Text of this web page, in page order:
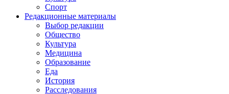
Спорт
Редакционные материалы
Выбор редакции
Общество
Культура
Медицина
Образование
Еда
История
Расследования